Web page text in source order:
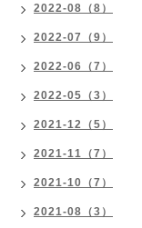
2022-08（8）
2022-07（9）
2022-06（7）
2022-05（3）
2021-12（5）
2021-11（7）
2021-10（7）
2021-08（3）